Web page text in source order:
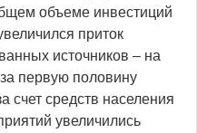
объеме инвестиций
приток
источников – на
первую половину
счет средств населения
увеличились